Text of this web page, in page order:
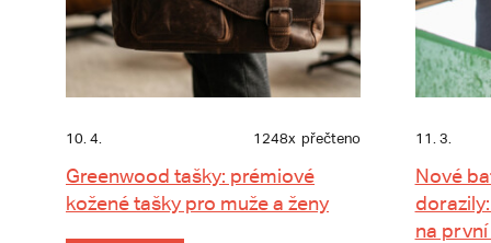
10. 4. 1248x přečteno
Greenwood tašky: prémiové
kožené tašky pro muže a ženy
11. 3.
Nové
na